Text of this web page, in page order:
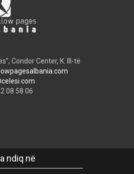
Condor Center, K. III-të
08 58 06
ndiq në